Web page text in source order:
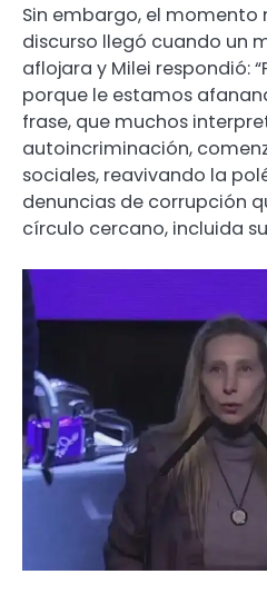
Sin embargo, el
discurso llegó cuando un
aflojara y Milei respondió:
porque le estamos
frase, que muchos
autoincriminación,
sociales, reavivando la
denuncias de corrupción
círculo cercano, incluida